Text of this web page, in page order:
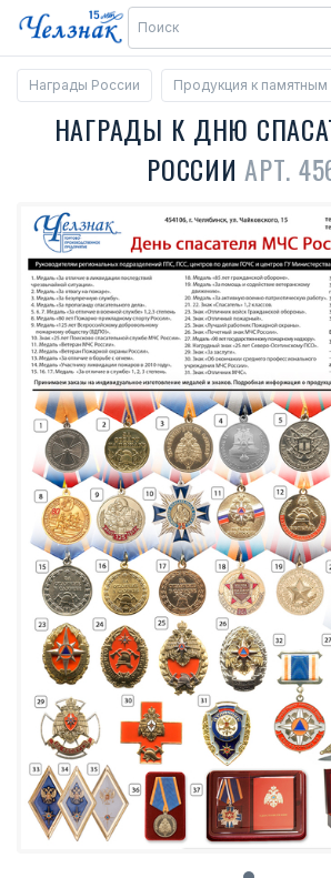
Награды России Продукция к памятным
НАГРАДЫ К ДНЮ
РОССИИАРТ.